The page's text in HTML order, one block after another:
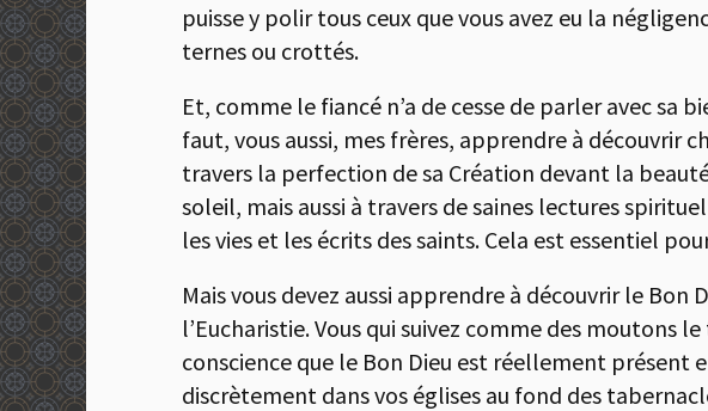
puisse y polir tous ceux que vous avez eu la
ternes ou crottés.
Et, comme le fiancé n’a de cesse de parler avec sa
faut, vous aussi, mes frères, apprendre à découvrir
travers la perfection de sa Création devant la
soleil, mais aussi à travers de saines lectures
les vies et les écrits des saints. Cela est essentiel
Mais vous devez aussi apprendre à découvrir le
l’Eucharistie. Vous qui suivez comme des moutons
conscience que le Bon Dieu est réellement présent
discrètement dans vos églises au fond des